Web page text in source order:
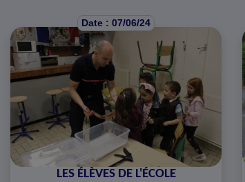
Date : 07/06/24
LES ÉLÈVES DE L'ÉCOLE